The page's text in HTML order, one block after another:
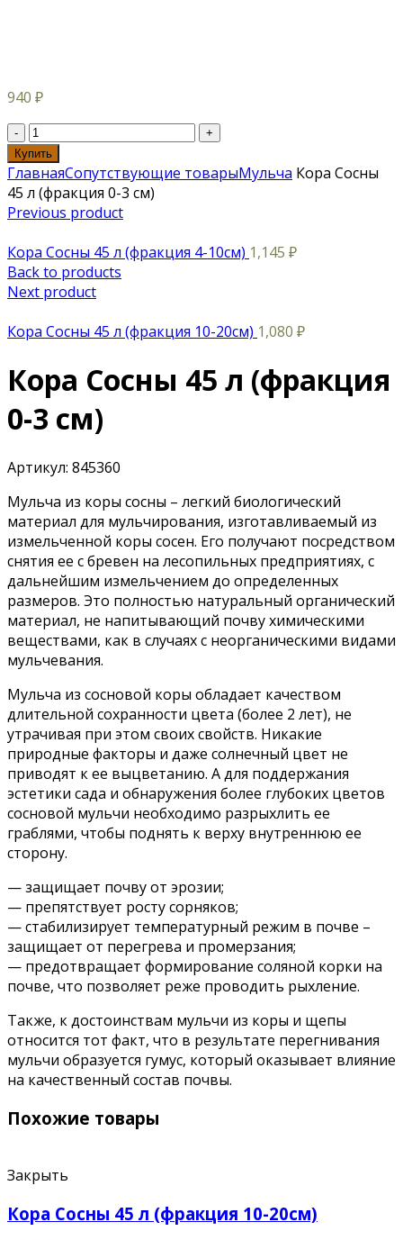
940 ₽
Купить
ГлавнаяСопутствующие товарыМульча Кора Сосны
45 л (фракция 0-3 см)
Previous product
Кора Сосны 45 л (фракция 4-10см) 1,145 ₽
Back to products
Next product
Кора Сосны 45 л (фракция 10-20см) 1,080 ₽
Кора Сосны 45 л (фракция
0-3 см)
Артикул: 845360
Мульча из коры сосны – легкий биологический
материал для мульчирования, изготавливаемый из
измельченной коры сосен. Его получают посредством
снятия ее с бревен на лесопильных предприятиях, с
дальнейшим измельчением до определенных
размеров. Это полностью натуральный органический
материал, не напитывающий почву химическими
веществами, как в случаях с неорганическими видами
мульчевания.
Мульча из сосновой коры обладает качеством
длительной сохранности цвета (более 2 лет), не
утрачивая при этом своих свойств. Никакие
природные факторы и даже солнечный цвет не
приводят к ее выцветанию. А для поддержания
эстетики сада и обнаружения более глубоких цветов
сосновой мульчи необходимо разрыхлить ее
граблями, чтобы поднять к верху внутреннюю ее
сторону.
— защищает почву от эрозии;
— препятствует росту сорняков;
— стабилизирует температурный режим в почве –
защищает от перегрева и промерзания;
— предотвращает формирование соляной корки на
почве, что позволяет реже проводить рыхление.
Также, к достоинствам мульчи из коры и щепы
относится тот факт, что в результате перегнивания
мульчи образуется гумус, который оказывает влияние
на качественный состав почвы.
Похожие товары
Закрыть
Кора Сосны 45 л (фракция 10-20см)